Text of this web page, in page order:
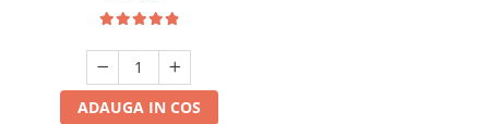
ADAUGA IN COS